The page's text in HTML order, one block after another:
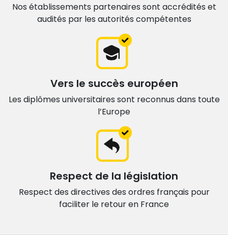
Nos établissements partenaires sont accrédités et
audités par les autorités compétentes
Vers le succès européen
Les diplômes universitaires sont reconnus dans toute
l’Europe
Respect de la législation
Respect des directives des ordres français pour
faciliter le retour en France